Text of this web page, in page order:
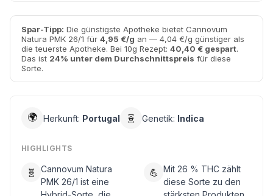
Spar-Tipp: Die günstigste Apotheke bietet Cannovum
Natura PMK 26/1 für 4,95 €/g an — 4,04 €/g günstiger als
die teuerste Apotheke. Bei 10g Rezept: 40,40 € gespart.
Das ist 24% unter dem Durchschnittspreis für diese
Sorte.
🌍 Herkunft: Portugal 🧬 Genetik: Indica
HIGHLIGHTS
🧬
Cannovum Natura
PMK 26/1 ist eine
💪 Mit 26 % THC zählt
diese Sorte zu den